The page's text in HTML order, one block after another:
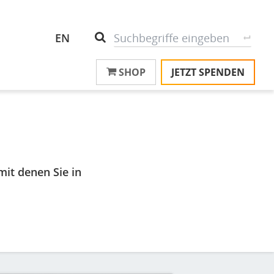
Header
Menu
EN Suche
SHOP JETZT SPENDEN
denen Sie in